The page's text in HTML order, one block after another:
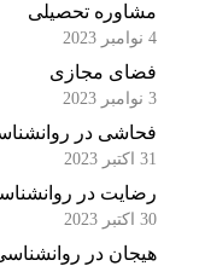
مشاوره تحصیلی
فضای مجازی
فحاشی در روانشناسی
رضایت در روانشناسی
هیجان در روانشناسی